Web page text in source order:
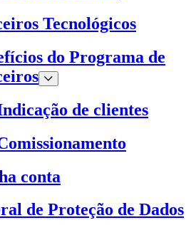
Tecnológicos
do Programa de
de clientes
conta
de Proteção de Dados